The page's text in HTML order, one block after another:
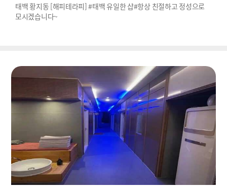
태백 황지동 [해피테라피] #태백 유일한 샵#항상 친절하고 정성으로
모시겠습니다~